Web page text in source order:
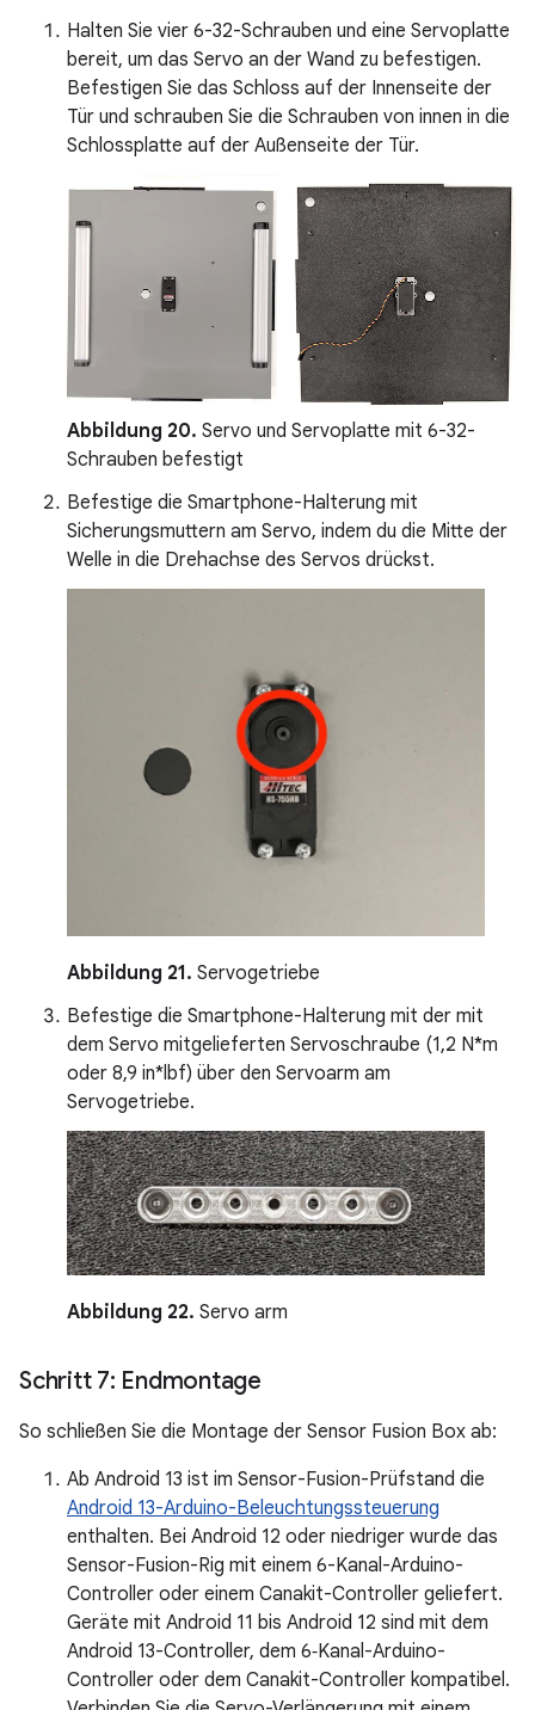
Halten Sie vier 6-32-Schrauben und eine Servoplatte
bereit, um das Servo an der Wand zu befestigen.
Befestigen Sie das Schloss auf der Innenseite der
Tür und schrauben Sie die Schrauben von innen in die
Schlossplatte auf der Außenseite der Tür.
Abbildung 20. Servo und Servoplatte mit 6-32-
Schrauben befestigt
Befestige die Smartphone-Halterung mit
Sicherungsmuttern am Servo, indem du die Mitte der
Welle in die Drehachse des Servos drückst.
Abbildung 21. Servogetriebe
Befestige die Smartphone-Halterung mit der mit
dem Servo mitgelieferten Servoschraube (1,2 N*m
oder 8,9 in*lbf) über den Servoarm am
Servogetriebe.
Abbildung 22. Servo arm
Schritt 7: Endmontage
So schließen Sie die Montage der Sensor Fusion Box ab:
Ab Android 13 ist im Sensor-Fusion-Prüfstand die
Android 13-Arduino-Beleuchtungssteuerung
enthalten. Bei Android 12 oder niedriger wurde das
Sensor-Fusion-Rig mit einem 6-Kanal-Arduino-
Controller oder einem Canakit-Controller geliefert.
Geräte mit Android 11 bis Android 12 sind mit dem
Android 13-Controller, dem 6‑Kanal-Arduino-
Controller oder dem Canakit-Controller kompatibel.